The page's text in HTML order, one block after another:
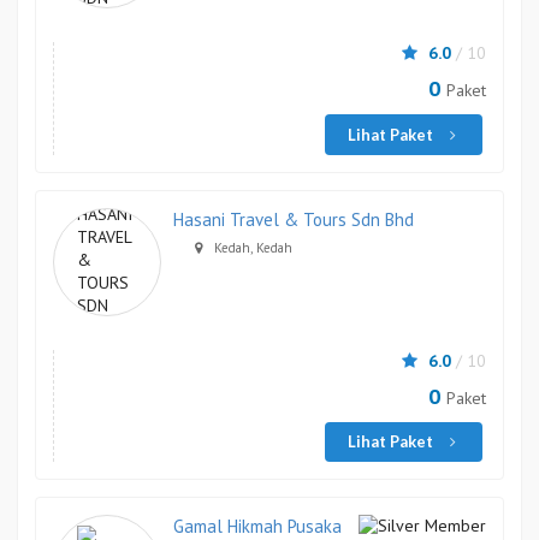
6.0 / 10
0 Paket
Lihat Paket
Hasani Travel & Tours Sdn Bhd
Kedah, Kedah
6.0 / 10
0 Paket
Lihat Paket
Gamal Hikmah Pusaka